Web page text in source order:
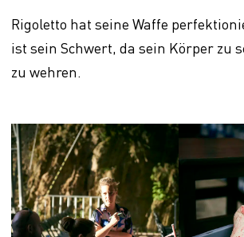
Rigoletto hat seine Waffe
ist sein Schwert, da sein Körper zu
zu wehren.